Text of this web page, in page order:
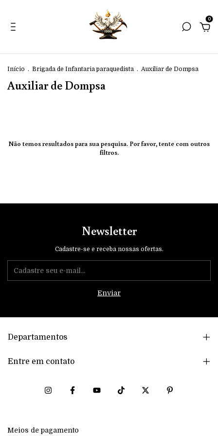
0
Início . Brigada de Infantaria paraquedista . Auxiliar de Dompsa
Auxiliar de Dompsa
Não temos resultados para sua pesquisa. Por favor, tente com outros
filtros.
Newsletter
Cadastre-se e receba nossas ofertas.
Departamentos
Entre em contato
Meios de pagamento